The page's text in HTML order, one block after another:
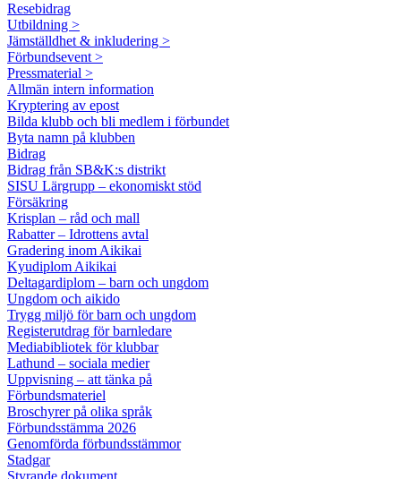
Resebidrag
Utbildning >
Jämställdhet & inkludering >
Förbundsevent >
Pressmaterial >
Allmän intern information
Kryptering av epost
Bilda klubb och bli medlem i förbundet
Byta namn på klubben
Bidrag
Bidrag från SB&K:s distrikt
SISU Lärgrupp – ekonomiskt stöd
Försäkring
Krisplan – råd och mall
Rabatter – Idrottens avtal
Gradering inom Aikikai
Kyudiplom Aikikai
Deltagardiplom – barn och ungdom
Ungdom och aikido
Trygg miljö för barn och ungdom
Registerutdrag för barnledare
Mediabibliotek för klubbar
Lathund – sociala medier
Uppvisning – att tänka på
Förbundsmateriel
Broschyrer på olika språk
Förbundsstämma 2026
Genomförda förbundsstämmor
Stadgar
Styrande dokument